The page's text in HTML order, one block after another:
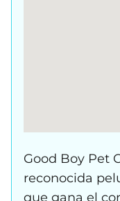
Good Boy Pet
reconocida
que gana el